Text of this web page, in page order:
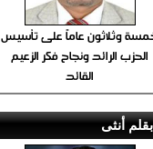
وثلاثون عاماً على تأسيس
الحزب الرائد ونجاح فكر الزعيم
القائد
بقلم أنثى